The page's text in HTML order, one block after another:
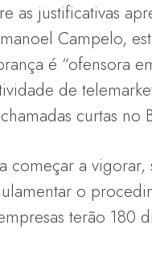
as justificativas
Campelo,
é “ofensora
de
curtas no
começar a
o
terão 180